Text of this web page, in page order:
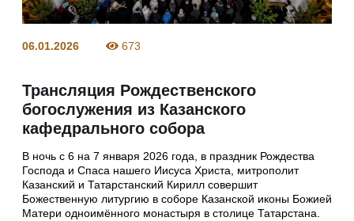
06.01.2026 673
Трансляция Рождественского
богослужения из Казанского
кафедрального собора
В ночь с 6 на 7 января 2026 года, в праздник Рождества
Господа и Спаса нашего Иисуса Христа, митрополит
Казанский и Татарстанский Кирилл совершит
Божественную литургию в соборе Казанской иконы Божией
Матери одноимённого монастыря в столице Татарстана.